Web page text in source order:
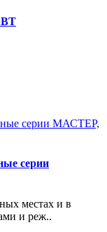
серии
местах и в
и реж..